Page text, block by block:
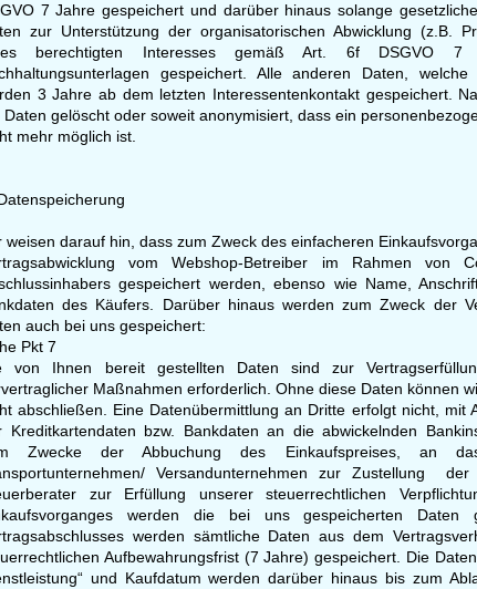
7 Jahre gespeichert und darüber hinaus solange
zur Unterstützung der organisatorischen Abwicklung (z.B.
berechtigten Interesses gemäß Art. 6f DSGVO
gespeichert. Alle anderen Daten, welche
3 Jahre ab dem letzten Interessentenkontakt gespeichert.
Daten gelöscht oder soweit anonymisiert, dass ein
mehr möglich ist.
weisen darauf hin, dass zum Zweck des einfacheren
vom Webshop-Betreiber im Rahmen von
gespeichert werden, ebenso wie Name,
des Käufers. Darüber hinaus werden zum Zweck der
auch bei uns gespeichert:
Pkt 7
von Ihnen bereit gestellten Daten sind zur
Maßnahmen erforderlich. Ohne diese Daten können
abschließen. Eine Datenübermittlung an Dritte erfolgt nicht, mit
Kreditkartendaten bzw. Bankdaten an die abwickelnden
Zwecke der Abbuchung des Einkaufspreises, an
Versandunternehmen zur Zustellung
zur Erfüllung unserer steuerrechtlichen
werden die bei uns gespeicherten
werden sämtliche Daten aus dem
Aufbewahrungsfrist (7 Jahre) gespeichert. Die
und Kaufdatum werden darüber hinaus bis zum